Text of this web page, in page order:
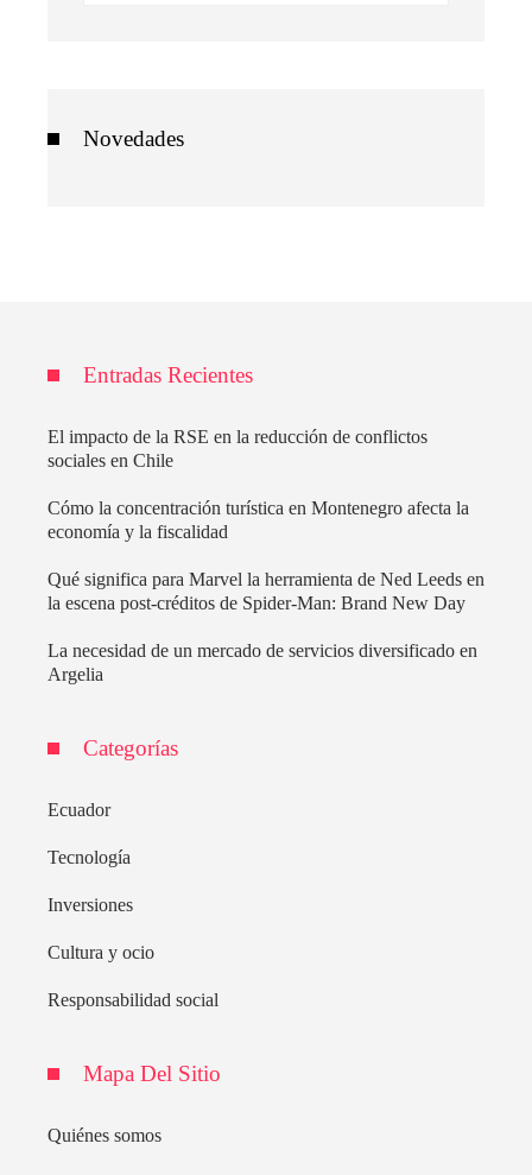
Novedades
Entradas Recientes
El impacto de la RSE en la reducción de conflictos
sociales en Chile
Cómo la concentración turística en Montenegro afecta la
economía y la fiscalidad
Qué significa para Marvel la herramienta de Ned Leeds en
la escena post-créditos de Spider-Man: Brand New Day
La necesidad de un mercado de servicios diversificado en
Argelia
Categorías
Ecuador
Tecnología
Inversiones
Cultura y ocio
Responsabilidad social
Mapa Del Sitio
Quiénes somos